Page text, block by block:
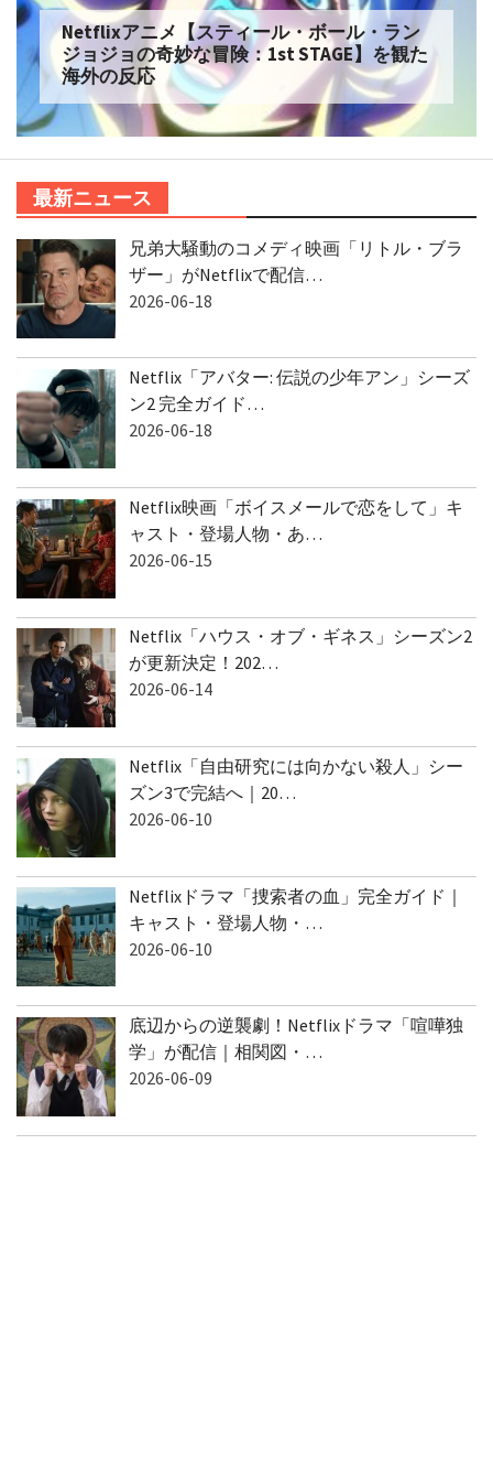
Netflixアニメ【スティール・ボール・ラン
ジョジョの奇妙な冒険：1st STAGE】を観た
海外の反応
最新ニュース
兄弟大騒動のコメディ映画「リトル・ブラ
ザー」がNetflixで配信…
2026-06-18
Netflix「アバター: 伝説の少年アン」シーズ
ン2 完全ガイド…
2026-06-18
Netflix映画「ボイスメールで恋をして」キ
ャスト・登場人物・あ…
2026-06-15
Netflix「ハウス・オブ・ギネス」シーズン2
が更新決定！202…
2026-06-14
Netflix「自由研究には向かない殺人」シー
ズン3で完結へ｜20…
2026-06-10
Netflixドラマ「捜索者の血」完全ガイド｜
キャスト・登場人物・…
2026-06-10
底辺からの逆襲劇！Netflixドラマ「喧嘩独
学」が配信｜相関図・…
2026-06-09